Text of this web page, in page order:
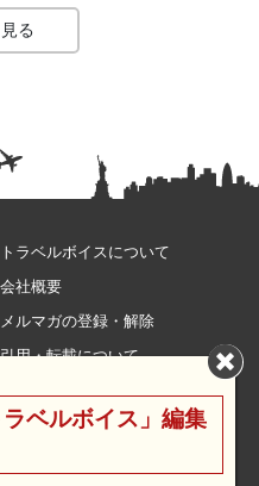
る
トラベルボイスについて
会社概要
メルマガの登録・解除
引用・転載について
利用規約
ベルボイス」編集